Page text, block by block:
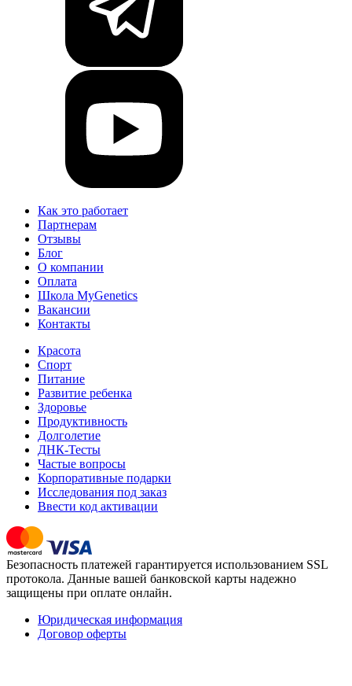
Как это работает
Партнерам
Отзывы
Блог
О компании
Оплата
Школа MyGenetics
Вакансии
Контакты
Красота
Спорт
Питание
Развитие ребенка
Здоровье
Продуктивность
Долголетие
ДНК-Тесты
Частые вопросы
Корпоративные подарки
Исследования под заказ
Ввести код активации
Безопасность платежей гарантируется использованием SSL
протокола. Данные вашей банковской карты надежно
защищены при оплате онлайн.
Юридическая информация
Договор оферты